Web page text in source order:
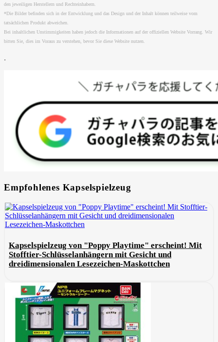
den jeweiligen Herstellern und Rechteinhabern.
*Die Bilder befinden sich in der Entwicklung und das Design und der Inhalt können teilweise vom
tatsächlichen Produkt abweichen.
Bei inhaltlichen Unstimmigkeiten haben jedoch die Informationen auf der offiziellen Website Vorrang. Wir
bitten Sie, dies im Voraus zu verstehen, bevor Sie diese Website nutzen.
.
Empfohlenes Kapselspielzeug
Kapselspielzeug von "Poppy Playtime" erscheint! Mit
Stofftier-Schlüsselanhängern mit Gesicht und
dreidimensionalen Lesezeichen-Maskottchen